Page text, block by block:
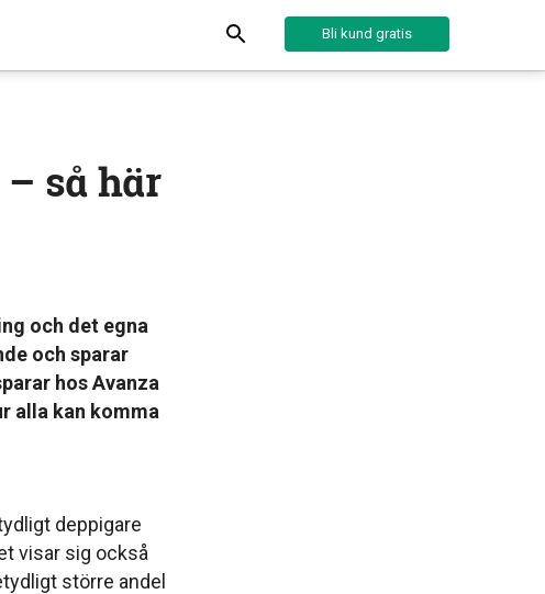
Bli kund gratis
så här
och det egna
och sparar
hos Avanza
alla kan komma
deppigare
visar sig också
större andel